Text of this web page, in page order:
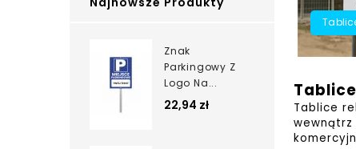
Znak
Parkingowy Z
Logo Na...
22,94 zł
Tablice
wewnątrz